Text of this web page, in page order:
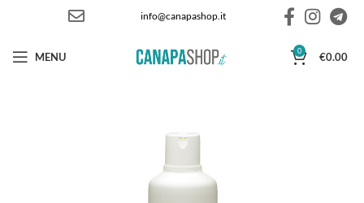
info@canapashop.it
MENU 0 €0.00